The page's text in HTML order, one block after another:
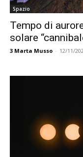
Spazio
Tempo di
solare
3 Marta Musso - 12/11/